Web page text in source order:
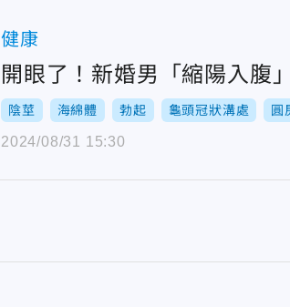
健康
開眼了！新婚男「縮陽入
陰莖 海綿體 勃起 龜頭冠狀溝處 圓
2024/08/31 15:30